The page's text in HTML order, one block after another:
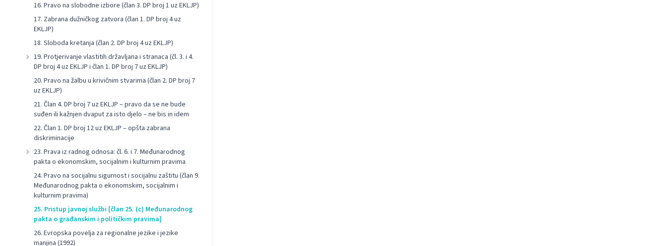
16. Pravo na slobodne izbore (član 3. DP broj 1 uz EKLJP)
17. Zabrana dužničkog zatvora (član 1. DP broj 4 uz
EKLJP)
18. Sloboda kretanja (član 2. DP broj 4 uz EKLJP)
19. Protjerivanje vlastitih državljana i stranaca (čl. 3. i 4.
DP broj 4 uz EKLJP i član 1. DP broj 7 uz EKLJP)
20. Pravo na žalbu u krivičnim stvarima (član 2. DP broj 7
uz EKLJP)
21. Član 4. DP broj 7 uz EKLJP – pravo da se ne bude
suđen ili kažnjen dvaput za isto djelo – ne bis in idem
22. Član 1. DP broj 12 uz EKLJP – opšta zabrana
diskriminacije
23. Prava iz radnog odnosa: čl. 6. i 7. Međunarodnog
pakta o ekonomskim, socijalnim i kulturnim pravima
24. Pravo na socijalnu sigurnost i socijalnu zaštitu (član 9.
Međunarodnog pakta o ekonomskim, socijalnim i
kulturnim pravima)
25. Pristup javnoj službi [član 25. (c) Međunarodnog
pakta o građanskim i političkim pravima]
26. Evropska povelja za regionalne jezike i jezike
manjina (1992)